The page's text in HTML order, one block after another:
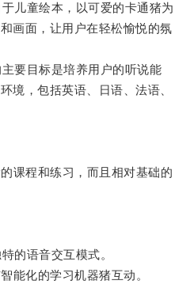
童绘本，以可爱的卡通猪为
画面，让用户在轻松愉悦的氛
目标是培养用户的听说能
境，包括英语、日语、法语、
程和练习，而且相对基础的
语音交互模式。
化的学习机器猪互动。